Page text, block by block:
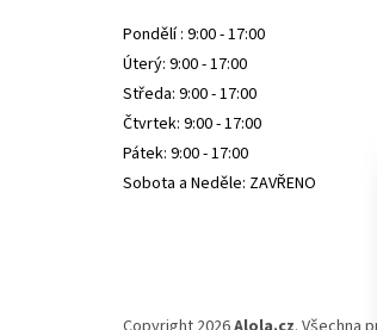
Pondělí : 9:00 - 17:00
Úterý: 9:00 - 17:00
Středa: 9:00 - 17:00
Čtvrtek: 9:00 - 17:00
Pátek: 9:00 - 17:00
Sobota a Neděle: ZAVŘENO